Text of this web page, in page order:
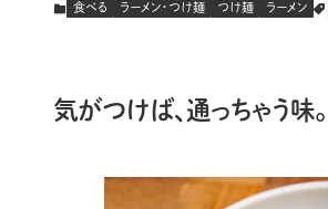
食べる ラーメン・つけ麺 つけ麺 ラーメン
気がつけば、通っちゃう味。「